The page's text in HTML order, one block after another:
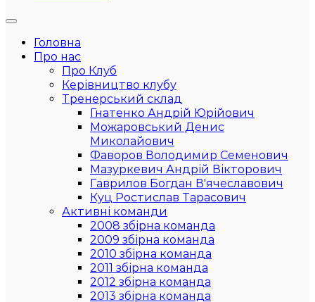
Головна
Про нас
Про Клуб
Керівництво клубу
Тренерський склад
Гнатенко Андрій Юрійович
Можаровський Денис
Миколайович
Фаворов Володимир Семенович
Мазуркевич Андрій Вікторович
Гаврилов Богдан В'ячеславович
Куц Ростислав Тарасович
Активні команди
2008 збірна команда
2009 збірна команда
2010 збірна команда
2011 збірна команда
2012 збірна команда
2013 збірна команда